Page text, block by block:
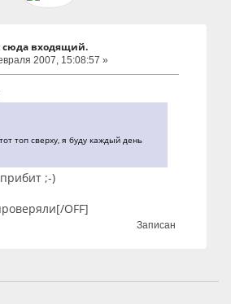
сюда входящий.
2007, 15:08:57 »
топ сверху, я буду каждый день
;-)
OFF]
Записан